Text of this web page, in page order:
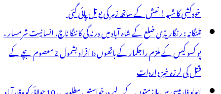
خودکشی کا شبہ ! نعش کے ساتھ زہر کی بوتل پائی گئی
تلنگانہ : رنگاریڈی ضلع کے شاہ آباد میں درندگی کا ننگا ناچ، انسانیت شرمسار ،
پو کسو کیس کے ملزم راجکمار کے ہاتھوں 6 افراد بشمول 2 معصوم بچے کے
قتل کی لرزہ خیز واردات